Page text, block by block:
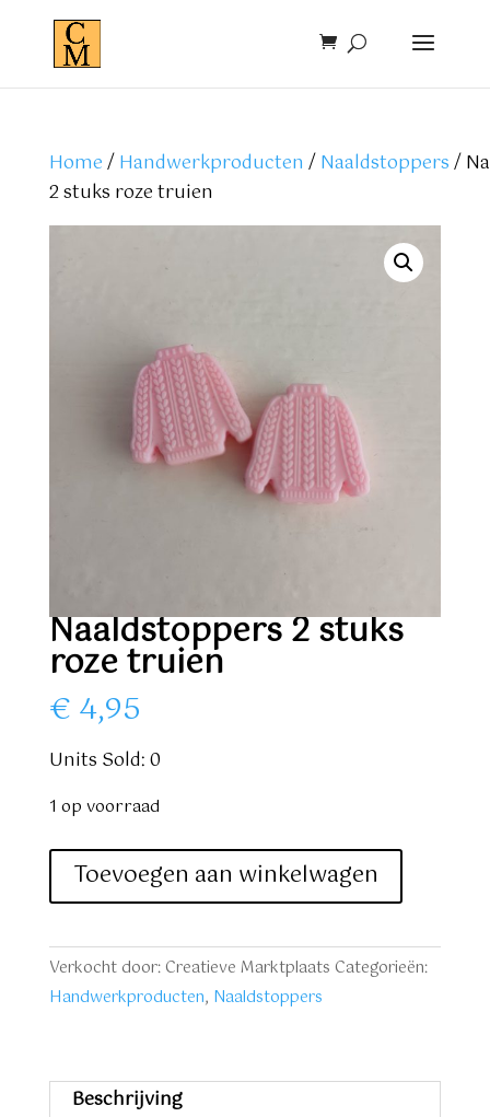
Home/Handwerkproducten /Naaldstoppers/
2 stuks roze truien
Naaldstoppers 2 stuks
roze truien
€ 4,95
Units Sold: 0
1 op voorraad
Naaldstoppers
roze
truien
aantal
Toevoegen aan winkelwagen
Verkocht door: Creatieve Marktplaats Categorieën:
Handwerkproducten, Naaldstoppers
Beschrijving